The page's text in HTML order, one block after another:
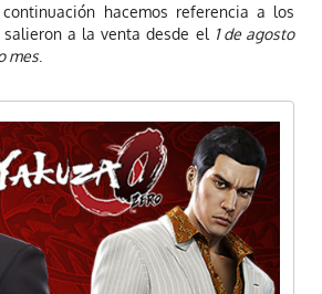
hacemos referencia a los
salieron a la venta desde el 1 de agosto
mes.